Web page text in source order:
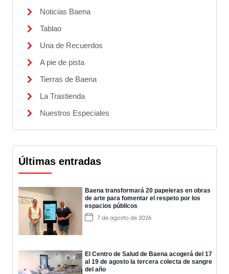
Noticias Baena
Tablao
Una de Recuerdos
A pie de pista
Tierras de Baena
La Trastienda
Nuestros Especiales
Últimas entradas
Baena transformará 20 papeleras en obras
de arte para fomentar el respeto por los
espacios públicos
7 de agosto de 2026
El Centro de Salud de Baena acogerá del 17
al 19 de agosto la tercera colecta de sangre
del año